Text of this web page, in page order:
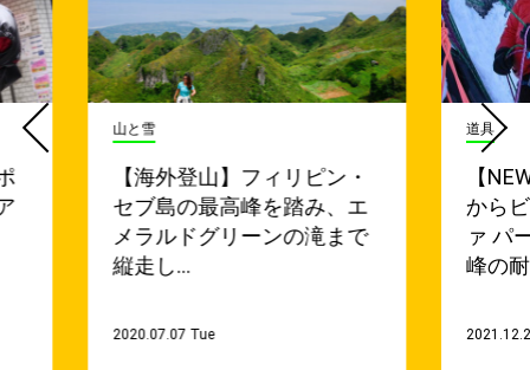
山と雪
【海外登山】フィリピン・
セブ島の最高峰を踏み、エ
メラルドグリーンの滝まで
縦走し…
2020.07.07 Tue
道具
【
から
ァ パ
峰の